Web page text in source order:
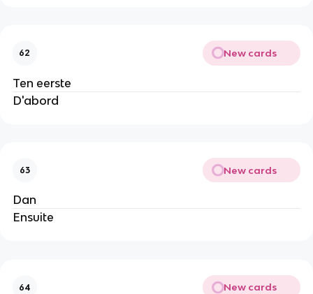
62 New cards
Ten eerste
D'abord
63 New cards
Dan
Ensuite
64 New cards